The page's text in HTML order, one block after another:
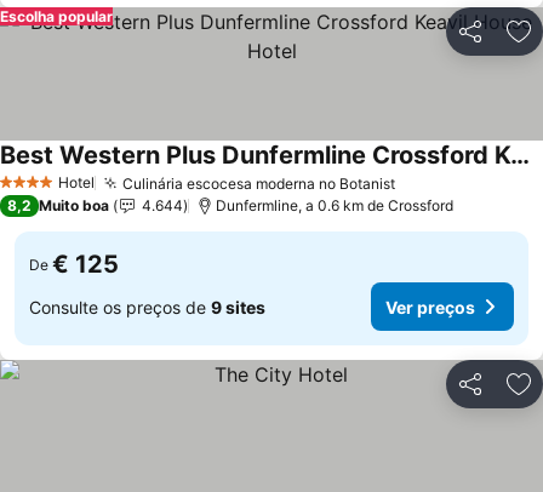
Partilhar
Escolha popular
4 EstrelasHotel Culinária escocesa moderna no BotanistVer preços
Best Western Plus Dunfermline Crossford Keavil House Hotel
Ver preços
8,2 Muito boa 4.644 Dunfermline, a 0.6 km de Crossford
De € 125
Consulte os preços de 9 sites Ver preços
Partilhar